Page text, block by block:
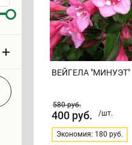
ВЕЙГЕЛА "МИНУЭТ"
580руб.
400 руб. /шт.
Экономия: 180 руб.